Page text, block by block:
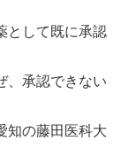
として既に承認
、承認できない
知の藤田医科大